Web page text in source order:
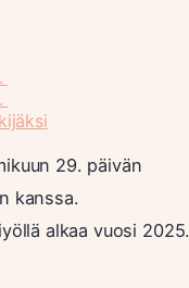
29. päivän
kanssa.
alkaa vuosi 2025.